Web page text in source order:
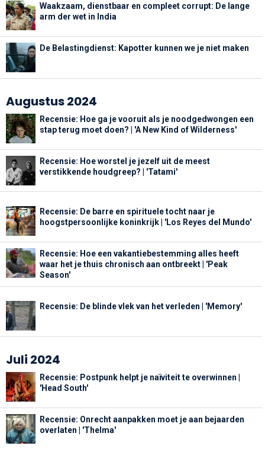
Waakzaam, dienstbaar en compleet corrupt: De lange
arm der wet in India
De Belastingdienst: Kapotter kunnen we je niet maken
Augustus 2024
Recensie: Hoe ga je vooruit als je noodgedwongen een
stap terug moet doen? | 'A New Kind of Wilderness'
Recensie: Hoe worstel je jezelf uit de meest
verstikkende houdgreep? | 'Tatami'
Recensie: De barre en spirituele tocht naar je
hoogstpersoonlijke koninkrijk | 'Los Reyes del Mundo'
Recensie: Hoe een vakantiebestemming alles heeft
waar het je thuis chronisch aan ontbreekt | 'Peak
Season'
Recensie: De blinde vlek van het verleden | 'Memory'
Juli 2024
Recensie: Postpunk helpt je naïviteit te overwinnen |
'Head South'
Recensie: Onrecht aanpakken moet je aan bejaarden
overlaten | 'Thelma'